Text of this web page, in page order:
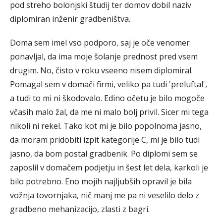
pod streho bolonjski študij ter domov dobil naziv
diplomiran inženir gradbeništva.
Doma sem imel vso podporo, saj je oče venomer
ponavljal, da ima moje šolanje prednost pred vsem
drugim. No, čisto v roku vseeno nisem diplomiral.
Pomagal sem v domači firmi, veliko pa tudi 'preluftal',
a tudi to mi ni škodovalo. Edino očetu je bilo mogoče
včasih malo žal, da me ni malo bolj privil. Sicer mi tega
nikoli ni rekel. Tako kot mi je bilo popolnoma jasno,
da moram pridobiti izpit kategorije C, mi je bilo tudi
jasno, da bom postal gradbenik. Po diplomi sem se
zaposlil v domačem podjetju in šest let dela, karkoli je
bilo potrebno. Eno mojih najljubših opravil je bila
vožnja tovornjaka, nič manj me pa ni veselilo delo z
gradbeno mehanizacijo, zlasti z bagri.